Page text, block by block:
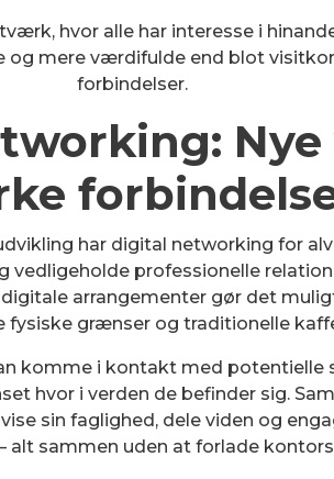
hvor alle har interesse i
og mere værdifulde end blot
forbindelser.
Nye
har digital networking for
vedligeholde professionelle
arrangementer gør det
fysiske grænser og traditionelle
komme i kontakt med potentielle
hvor i verden de befinder sig.
sin faglighed, dele viden og
alt sammen uden at forlade